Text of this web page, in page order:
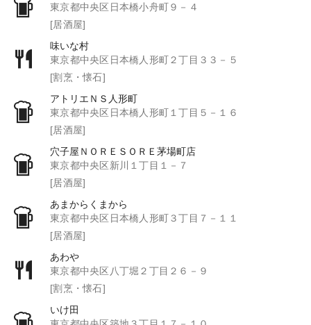
東京都中央区日本橋小舟町９－４
[居酒屋]
味いな村
東京都中央区日本橋人形町２丁目３３－５
[割烹・懐石]
アトリエＮＳ人形町
東京都中央区日本橋人形町１丁目５－１６
[居酒屋]
穴子屋ＮＯＲＥＳＯＲＥ茅場町店
東京都中央区新川１丁目１－７
[居酒屋]
あまからくまから
東京都中央区日本橋人形町３丁目７－１１
[居酒屋]
あわや
東京都中央区八丁堀２丁目２６－９
[割烹・懐石]
いけ田